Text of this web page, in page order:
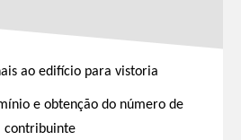
ao edifício para vistoria
e obtenção do número de
contribuinte